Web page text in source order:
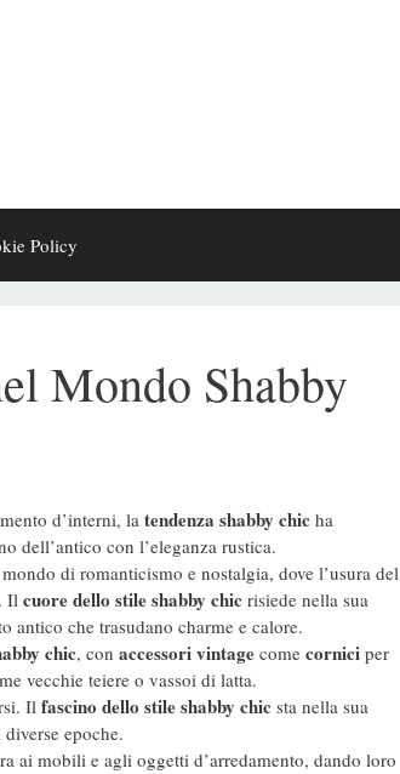
Policy
Mondo Shabby
d’interni, latendenza shabby chic ha
dell’antico con l’eleganza rustica.
di romanticismo e nostalgia, dove l’usura del
Il cuore dello stile shabby chic risiede nella sua
antico che trasudano charme e calore.
chic, con accessori vintage come cornici per
vecchie teiere o vassoi di latta.
Il fascino dello stile shabby chic sta nella sua
epoche.
ai mobili e agli oggetti d’arredamento, dando loro